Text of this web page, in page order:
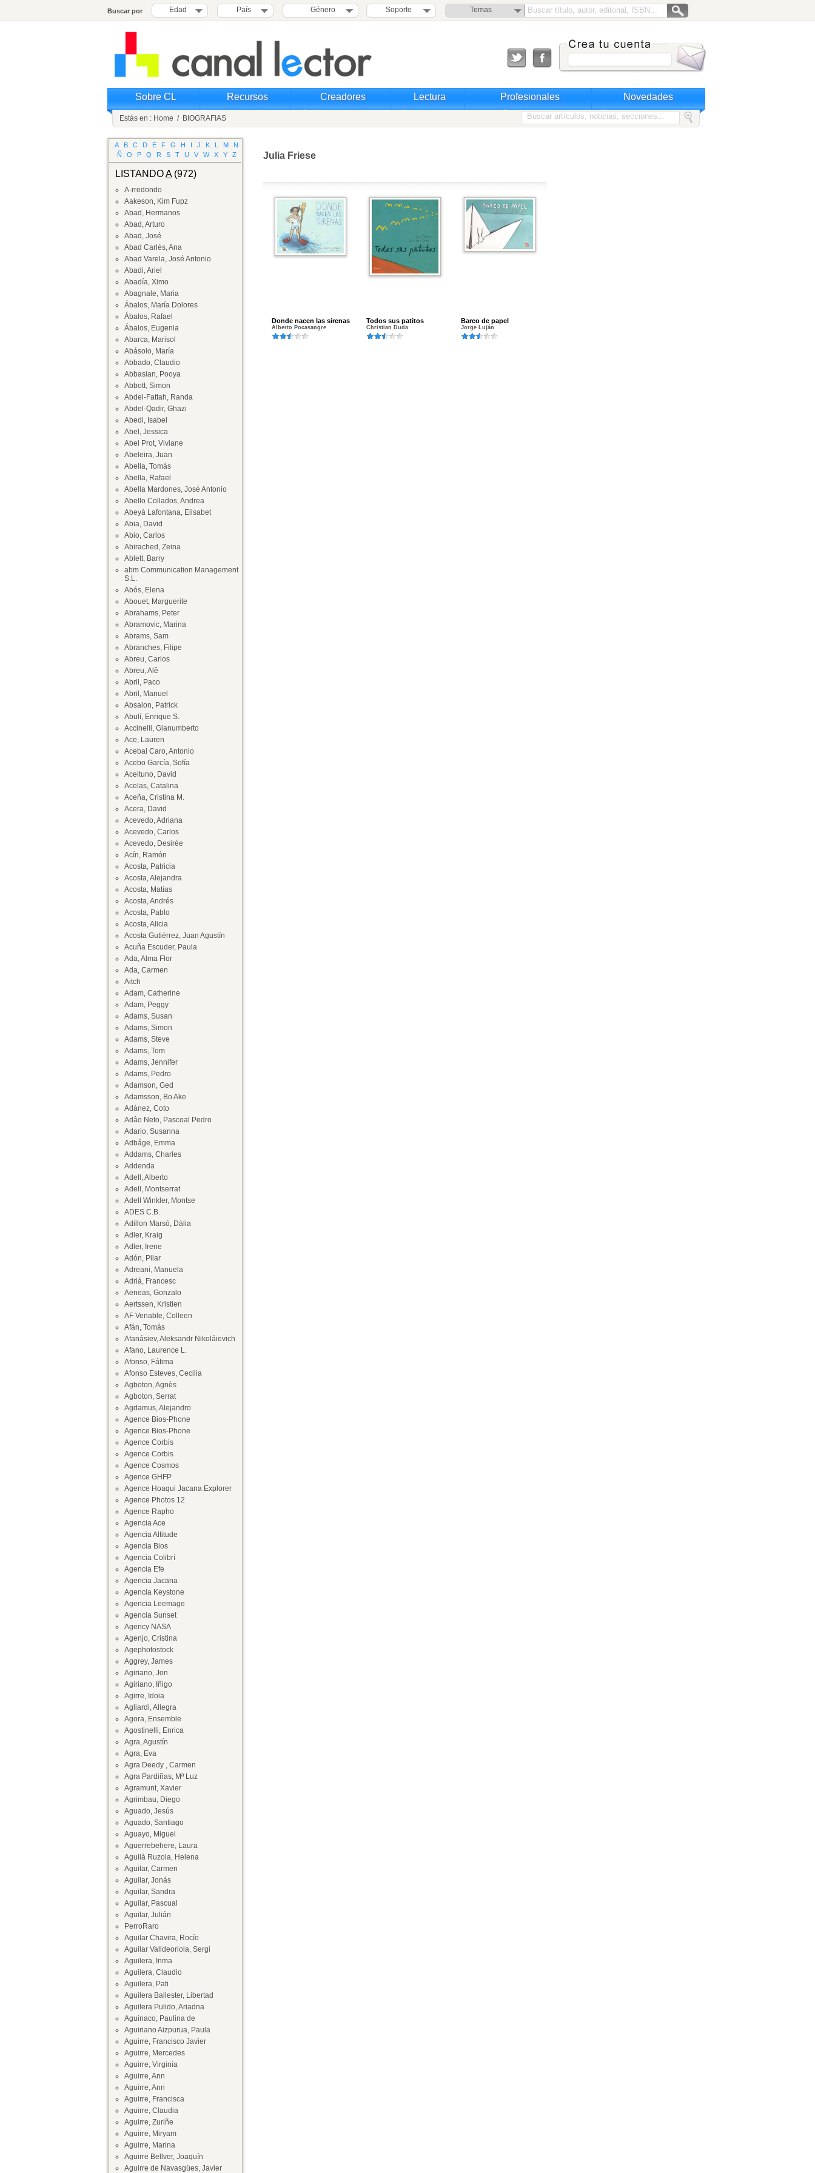
Buscar por Edad País Género Soporte Temas
Sobre CL Recursos Creadores Lectura Profesionales Novedades
Estás en : Home / BIOGRAFIAS
A B C D E F G H I J K L M
N
Ñ
O P Q R S T U V W X Y Z
LISTANDOA(972)
A-rredondo
Aakeson, Kim Fupz
Abad, Hermanos
Abad, Arturo
Abad, José
Abad Carlés, Ana
Abad Varela, José Antonio
Abadi, Ariel
Abadía, Ximo
Abagnale, Maria
Ábalos, María Dolores
Ábalos, Rafael
Ábalos, Eugenia
Abarca, Marisol
Abásolo, María
Abbado, Claudio
Abbasian, Pooya
Abbott, Simon
Abdel-Fattah, Randa
Abdel-Qadir, Ghazi
Abedi, Isabel
Abel, Jessica
Abel Prot, Viviane
Abeleira, Juan
Abella, Tomás
Abella, Rafael
Abella Mardones, José Antonio
Abello Collados, Andrea
Abeyà Lafontana, Elisabet
Abia, David
Abio, Carlos
Abirached, Zeina
Ablett, Barry
abm Communication Management
S.L.
Abós, Elena
Abouet, Marguerite
Abrahams, Peter
Abramovic, Marina
Abrams, Sam
Abranches, Filipe
Abreu, Carlos
Abreu, Alê
Abril, Paco
Abril, Manuel
Absalon, Patrick
Abulí, Enrique S.
Accinelli, Gianumberto
Ace, Lauren
Acebal Caro, Antonio
Acebo García, Sofía
Aceituno, David
Acelas, Catalina
Aceña, Cristina M.
Acera, David
Acevedo, Adriana
Acevedo, Carlos
Acevedo, Desirée
Acín, Ramón
Acosta, Patricia
Acosta, Alejandra
Acosta, Matías
Acosta, Andrés
Acosta, Pablo
Acosta, Alicia
Acosta Gutiérrez, Juan Agustín
Acuña Escuder, Paula
Ada, Alma Flor
Ada, Carmen
Aitch
Adam, Catherine
Adam, Peggy
Adams, Susan
Adams, Simon
Adams, Steve
Adams, Tom
Adams, Jennifer
Adams, Pedro
Adamson, Ged
Adamsson, Bo Ake
Adánez, Coto
Adâo Neto, Pascoal Pedro
Adario, Susanna
Adbåge, Emma
Addams, Charles
Addenda
Adell, Alberto
Adell, Montserrat
Adell Winkler, Montse
ADES C.B.
Adillon Marsó, Dàlia
Adler, Kraig
Adler, Irene
Adón, Pilar
Adreani, Manuela
Adrià, Francesc
Aeneas, Gonzalo
Aertssen, Kristien
AF Venable, Colleen
Afán, Tomás
Afanásiev, Aleksandr Nikoláievich
Afano, Laurence L.
Afonso, Fátima
Afonso Esteves, Cecilia
Agboton, Agnès
Agboton, Serrat
Agdamus, Alejandro
Agence Bios-Phone
Agence Bios-Phone
Agence Corbis
Agence Corbis
Agence Cosmos
Agence GHFP
Agence Hoaqui Jacana Explorer
Agence Photos 12
Agence Rapho
Agencia Ace
Agencia Altitude
Agencia Bios
Agencia Colibrí
Agencia Efe
Agencia Jacana
Agencia Keystone
Agencia Leemage
Agencia Sunset
Agency NASA
Agenjo, Cristina
Agephotostock
Aggrey, James
Agiriano, Jon
Agiriano, Iñigo
Agirre, Idoia
Agliardi, Allegra
Agora, Ensemble
Agostinelli, Enrica
Agra, Agustín
Agra, Eva
Agra Deedy , Carmen
Agra Pardiñas, Mª Luz
Agramunt, Xavier
Agrimbau, Diego
Aguado, Jesús
Aguado, Santiago
Aguayo, Miguel
Aguerrebehere, Laura
Aguilà Ruzola, Helena
Aguilar, Carmen
Aguilar, Jonás
Aguilar, Sandra
Aguilar, Pascual
Aguilar, Julián
PerroRaro
Aguilar Chavira, Rocío
Aguilar Valldeoriola, Sergi
Aguilera, Inma
Aguilera, Claudio
Aguilera, Pati
Aguilera Ballester, Libertad
Aguilera Pulido, Ariadna
Aguinaco, Paulina de
Aguiriano Aizpurua, Paula
Aguirre, Francisco Javier
Aguirre, Mercedes
Aguirre, Virginia
Aguirre, Ann
Aguirre, Ann
Aguirre, Francisca
Aguirre, Claudia
Aguirre, Zuriñe
Aguirre, Miryam
Aguirre, Marina
Aguirre Bellver, Joaquín
Aguirre de Navasgües, Javier
Julia Friese
Donde nacen las sirenas
Alberto Pocasangre
Todos sus patitos
Christian Duda
Barco de papel
Jorge Luján